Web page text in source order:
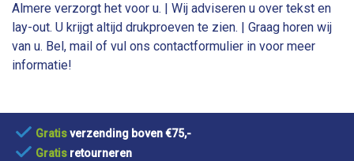
Almere verzorgt het voor u. | Wij adviseren u over tekst en
lay-out. U krijgt altijd drukproeven te zien. | Graag horen wij
van u. Bel, mail of vul ons contactformulier in voor meer
informatie!
Gratisverzending boven €75,-
Gratis retourneren